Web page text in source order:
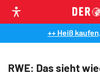
++ Heiß
RWE: Das sieht